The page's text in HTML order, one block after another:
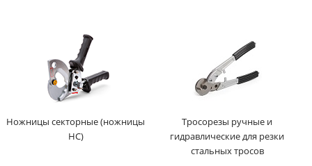
Ножницы секторные (ножницы
НС)
Тросорезы ручные и
гидравлические для резки
стальных тросов